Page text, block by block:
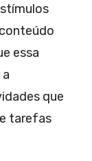
essa
que
tarefas